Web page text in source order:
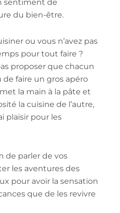
sentiment de
du bien-être.
ou vous n’avez pas
pour tout faire ?
proposer que chacun
faire un gros apéro
la main à la pâte et
la cuisine de l’autre,
plaisir pour les
de parler de vos
les aventures des
pour avoir la sensation
que de les revivre